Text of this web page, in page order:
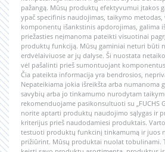
pažangą. Mūsų produktų efektyvumui įtakos
ypač specifinis naudojimas, taikymo
komponentų išankstinis apdorojimas, galima
priežasties neįmanoma pateikti visuotinai
produktų funkciją. Mūsų gaminiai neturi būti
erdvėlaiviuose ar jų dalyse. Ši nuostata
vėl pašalinti prieš sumontuojant
Čia pateikta informacija yra bendrosios,
Nepateikiama jokia išreikšta arba numanoma
savybių arba jo tinkamumo nurodytam
rekomenduojame pasikonsultuoti su „FUCHS
norite aptarti produktų naudojimo sąlygas ir
kriterijus prieš naudodamiesi produktais.
testuoti produktų funkcinį tinkamumą ir juos
prižiūrint. Mūsų produktai nuolat tobulinami.